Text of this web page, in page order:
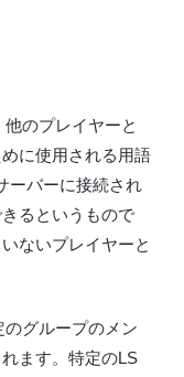
他のプレイヤーと
に使用される用語
ーバーに接続され
るというもので
ないプレイヤーと
グループのメン
ます。特定のLS